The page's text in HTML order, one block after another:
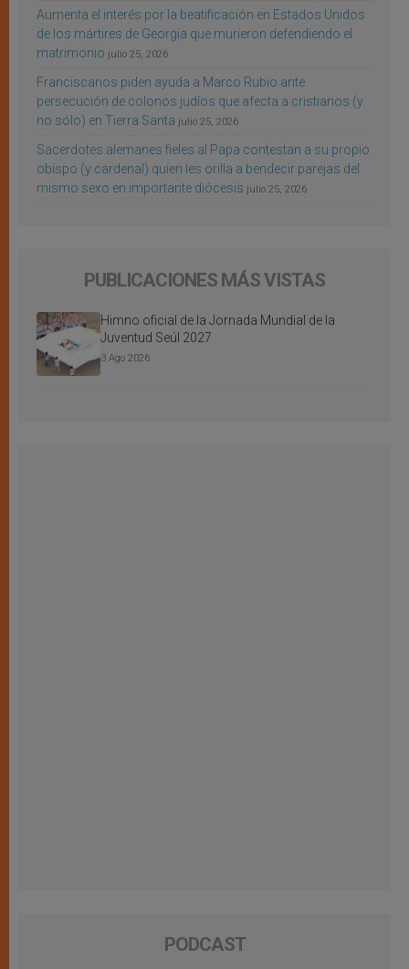
Aumenta el interés por la beatificación en Estados Unidos
de los mártires de Georgia que murieron defendiendo el
matrimonio julio 25, 2026
Franciscanos piden ayuda a Marco Rubio ante
persecución de colonos judíos que afecta a cristianos (y
no sólo) en Tierra Santa julio 25, 2026
Sacerdotes alemanes fieles al Papa contestan a su propio
obispo (y cardenal) quien les orilla a bendecir parejas del
mismo sexo en importante diócesis julio 25, 2026
PUBLICACIONES MÁS VISTAS
Himno oficial de la Jornada Mundial de la
Juventud Seúl 2027
3 Ago 2026
PODCAST